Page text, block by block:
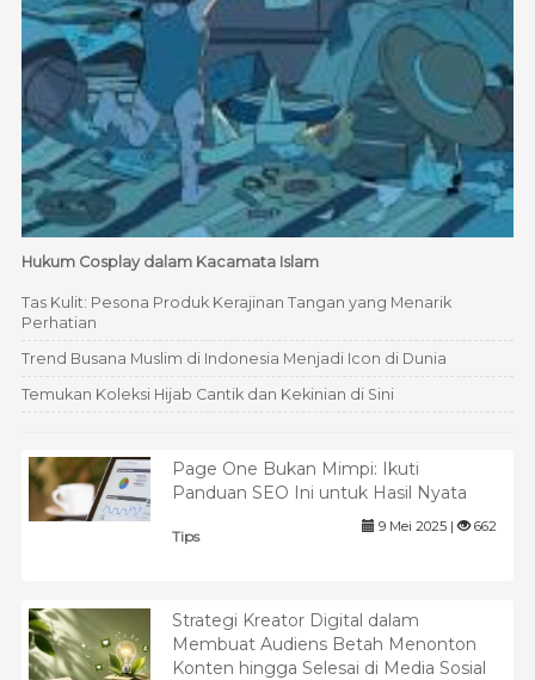
Hukum Cosplay dalam Kacamata Islam
Tas Kulit: Pesona Produk Kerajinan Tangan yang Menarik
Perhatian
Trend Busana Muslim di Indonesia Menjadi Icon di Dunia
Temukan Koleksi Hijab Cantik dan Kekinian di Sini
Page One Bukan Mimpi: Ikuti
Panduan SEO Ini untuk Hasil Nyata
Tips
9 Mei 2025 | 662
Strategi Kreator Digital dalam
Membuat Audiens Betah Menonton
Konten hingga Selesai di Media Sosial